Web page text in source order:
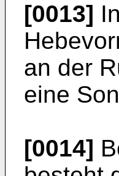
[0013]
an der
eine
[0014]